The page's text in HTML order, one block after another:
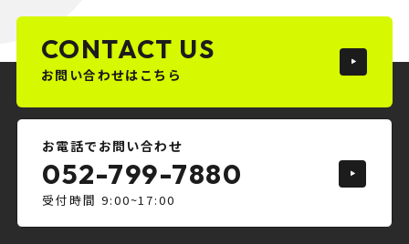
CONTACT US
お問い合わせはこちら
お電話でお問い合わせ
052-799-7880
受付時間 9:00~17:00